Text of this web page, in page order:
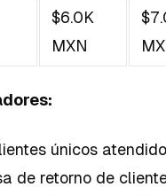
$6.0K
MXN
únicos
de retorno de